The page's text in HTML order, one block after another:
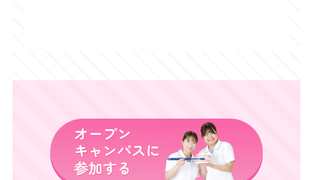
在校生も参加するので、先輩の生の声を聞くチャ
ンスです（＾_＾）